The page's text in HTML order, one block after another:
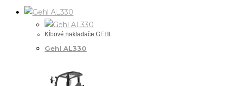
Kĺbové nakladače GEHL
Gehl AL330